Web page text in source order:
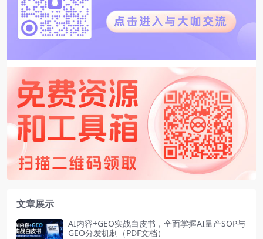
文章展示
AI内容+GEO实战白皮书，全面掌握AI量产SOP与
GEO分发机制（PDF文档）